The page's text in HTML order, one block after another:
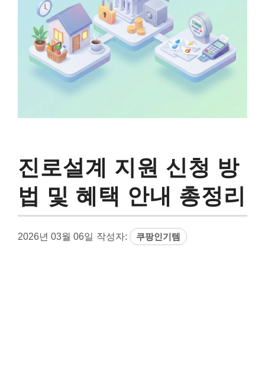
진로설계 지원 신청 방
법 및 혜택 안내 총정리
2026년 03월 06일 작성자: 쿠팡인기템